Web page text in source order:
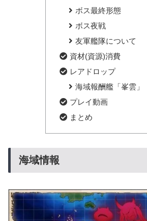
ボス最終形態
ボス夜戦
友軍艦隊について
資材(資源)消費
レアドロップ
海域報酬艦「峯雲」
プレイ動画
まとめ
海域情報